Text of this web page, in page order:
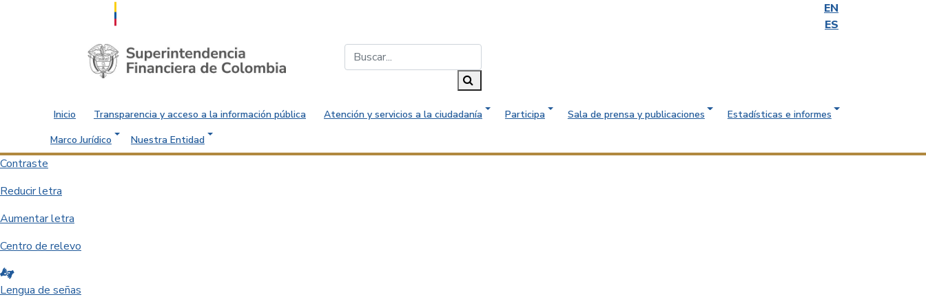
EN
ES
Saltar al contenido principal
Inicio Transparencia y acceso a la información pública Atención y servicios a la ciudadanía Participa Sala de prensa y publicaciones
Estadísticas e informes
Marco Jurídico
Nuestra Entidad
Contraste
Reducir letra
Aumentar letra
Centro de relevo
Lengua de señas